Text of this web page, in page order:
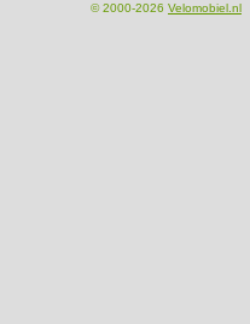
© 2000-2026 Velomobiel.nl